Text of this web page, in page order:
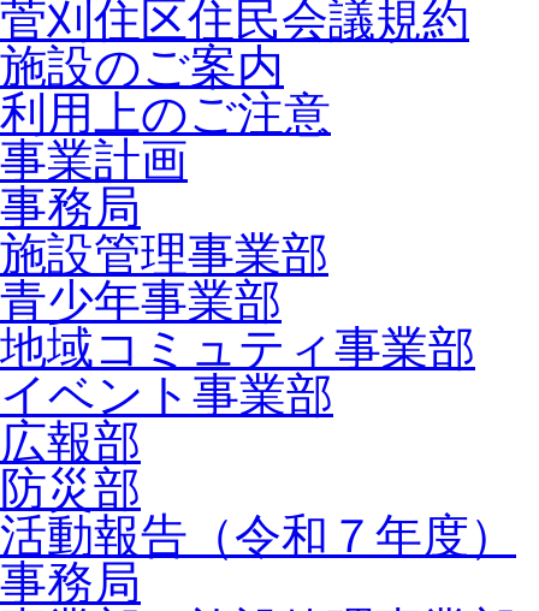
菅刈住区住民会議規約
施設のご案内
利用上のご注意
事業計画
事務局
施設管理事業部
青少年事業部
地域コミュティ事業部
イベント事業部
広報部
防災部
活動報告（令和７年度）
事務局